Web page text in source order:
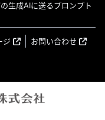
生成AIに送るプロンプト
ジ
お問い合わせ